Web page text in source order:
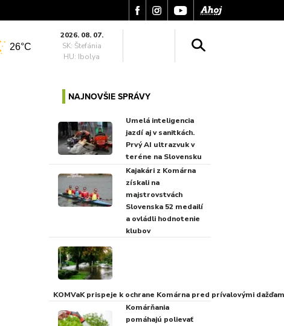
26°C
2026. 08. 07.
SK: Štefánia
HU: Ibolya
NAJNOVŠIE SPRÁVY
Umelá inteligencia
jazdí aj v sanitkách.
Prvý AI ultrazvuk v
teréne na Slovensku
Kajakári z Komárna
získali na
majstrovstvách
Slovenska 52 medailí
a ovládli hodnotenie
klubov
KOMVaK prispeje k ochrane Komárna pred prívalovými
Komárňania
pomáhajú polievať